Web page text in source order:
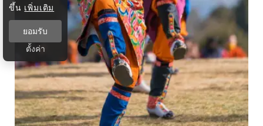
ขึ้น เพิ่มเติม
ยอมรับ
ตั้งค่า